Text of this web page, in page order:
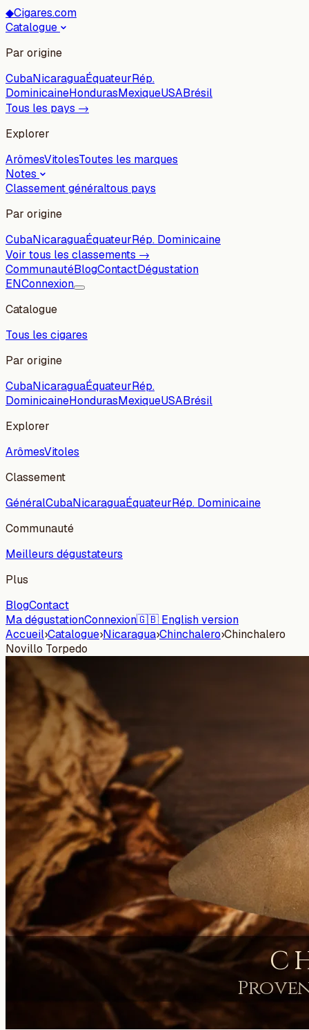
◆Cigares.com
Catalogue
Par origine
CubaNicaraguaÉquateurRép.
DominicaineHondurasMexiqueUSABrésil
Tous les pays →
Explorer
ArômesVitolesToutes les marques
Notes
Classement généraltous pays
Par origine
CubaNicaraguaÉquateurRép. Dominicaine
Voir tous les classements →
CommunautéBlogContactDégustation
ENConnexion
Catalogue
Tous les cigares
Par origine
CubaNicaraguaÉquateurRép.
DominicaineHondurasMexiqueUSABrésil
Explorer
ArômesVitoles
Classement
GénéralCubaNicaraguaÉquateurRép. Dominicaine
Communauté
Meilleurs dégustateurs
Plus
BlogContact
Ma dégustationConnexion🇬🇧 English version
Accueil›Catalogue›Nicaragua›Chinchalero›Chinchalero
Novillo Torpedo